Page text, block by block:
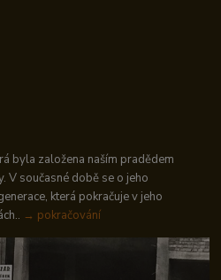
byla založena naším pradědem
V současné době se o jeho
která pokračuje v jeho
→ pokračování